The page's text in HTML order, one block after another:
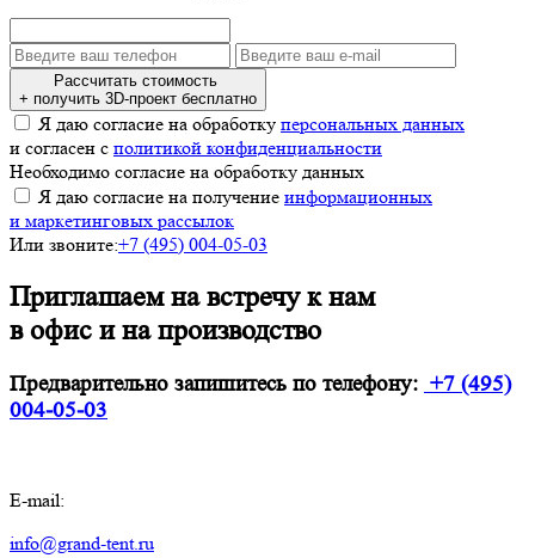
Рассчитать стоимость
+ получить 3D-проект бесплатно
Я даю согласие на обработку персональных данных
и согласен с политикой конфиденциальности
Необходимо согласие на обработку данных
Я даю согласие на получение информационных
и маркетинговых рассылок
Или звоните:+7 (495) 004-05-03
Приглашаем на встречу к нам
в офис и на производство
Предварительно запишитесь по телефону: +7 (495)
004-05-03
E-mail:
info@grand-tent.ru